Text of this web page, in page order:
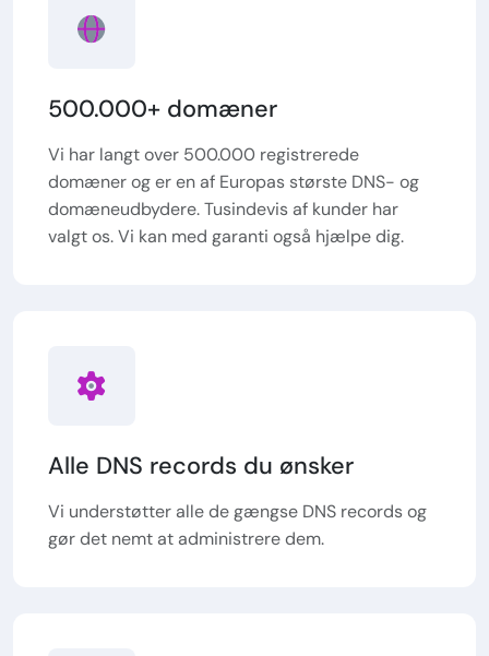
500.000+ domæner
Vi har langt over 500.000 registrerede
domæner og er en af Europas største DNS- og
domæneudbydere. Tusindevis af kunder har
valgt os. Vi kan med garanti også hjælpe dig.
Alle DNS records du ønsker
Vi understøtter alle de gængse DNS records og
gør det nemt at administrere dem.